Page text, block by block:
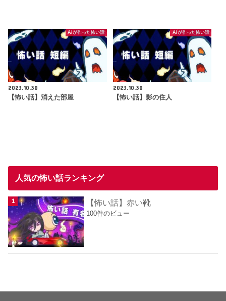
AIが作った怖い話
2023.10.30
【怖い話】消えた部屋
AIが作った怖い話
2023.10.30
【怖い話】影の住人
人気の怖い話ランキング
【怖い話】赤い靴
100件のビュー